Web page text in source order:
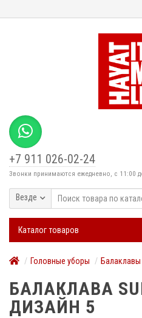
+7 911 026-02-24
Звонки принимаются ежедневно, с 11:00
Везде
Каталог товаров
Головные уборы Балаклавы
БАЛАКЛАВА
ДИЗАЙН 5